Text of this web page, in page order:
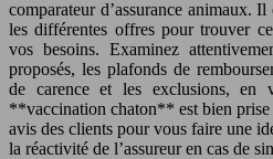
comparateur d’assurance animaux.
les différentes offres pour trouver
vos besoins. Examinez
proposés, les plafonds de
de carence et les exclusions, en
**vaccination chaton** est bien prise
avis des clients pour vous faire une
la réactivité de l’assureur en cas de